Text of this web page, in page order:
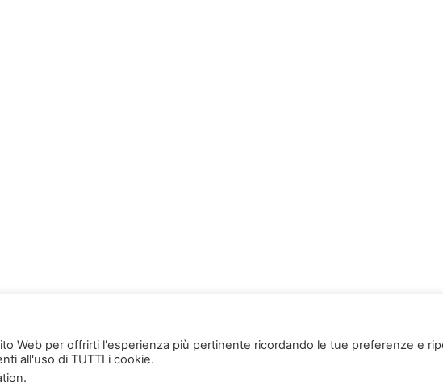
Web per offrirti l'esperienza più pertinente ricordando le tue preferenze e
all'uso di TUTTI i cookie.
.